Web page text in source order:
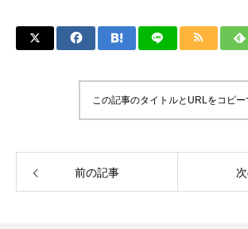
この記事のタイトルとURLをコピー
前の記事